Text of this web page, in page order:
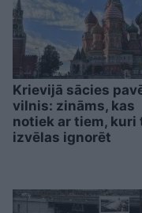
Krievijā sācies
vilnis: zināms, kas
notiek ar tiem, kuri
izvēlas ignorēt